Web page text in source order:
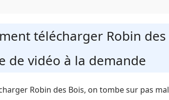
télécharger Robin des
de vidéo à la demande
Robin des Bois, on tombe sur pas